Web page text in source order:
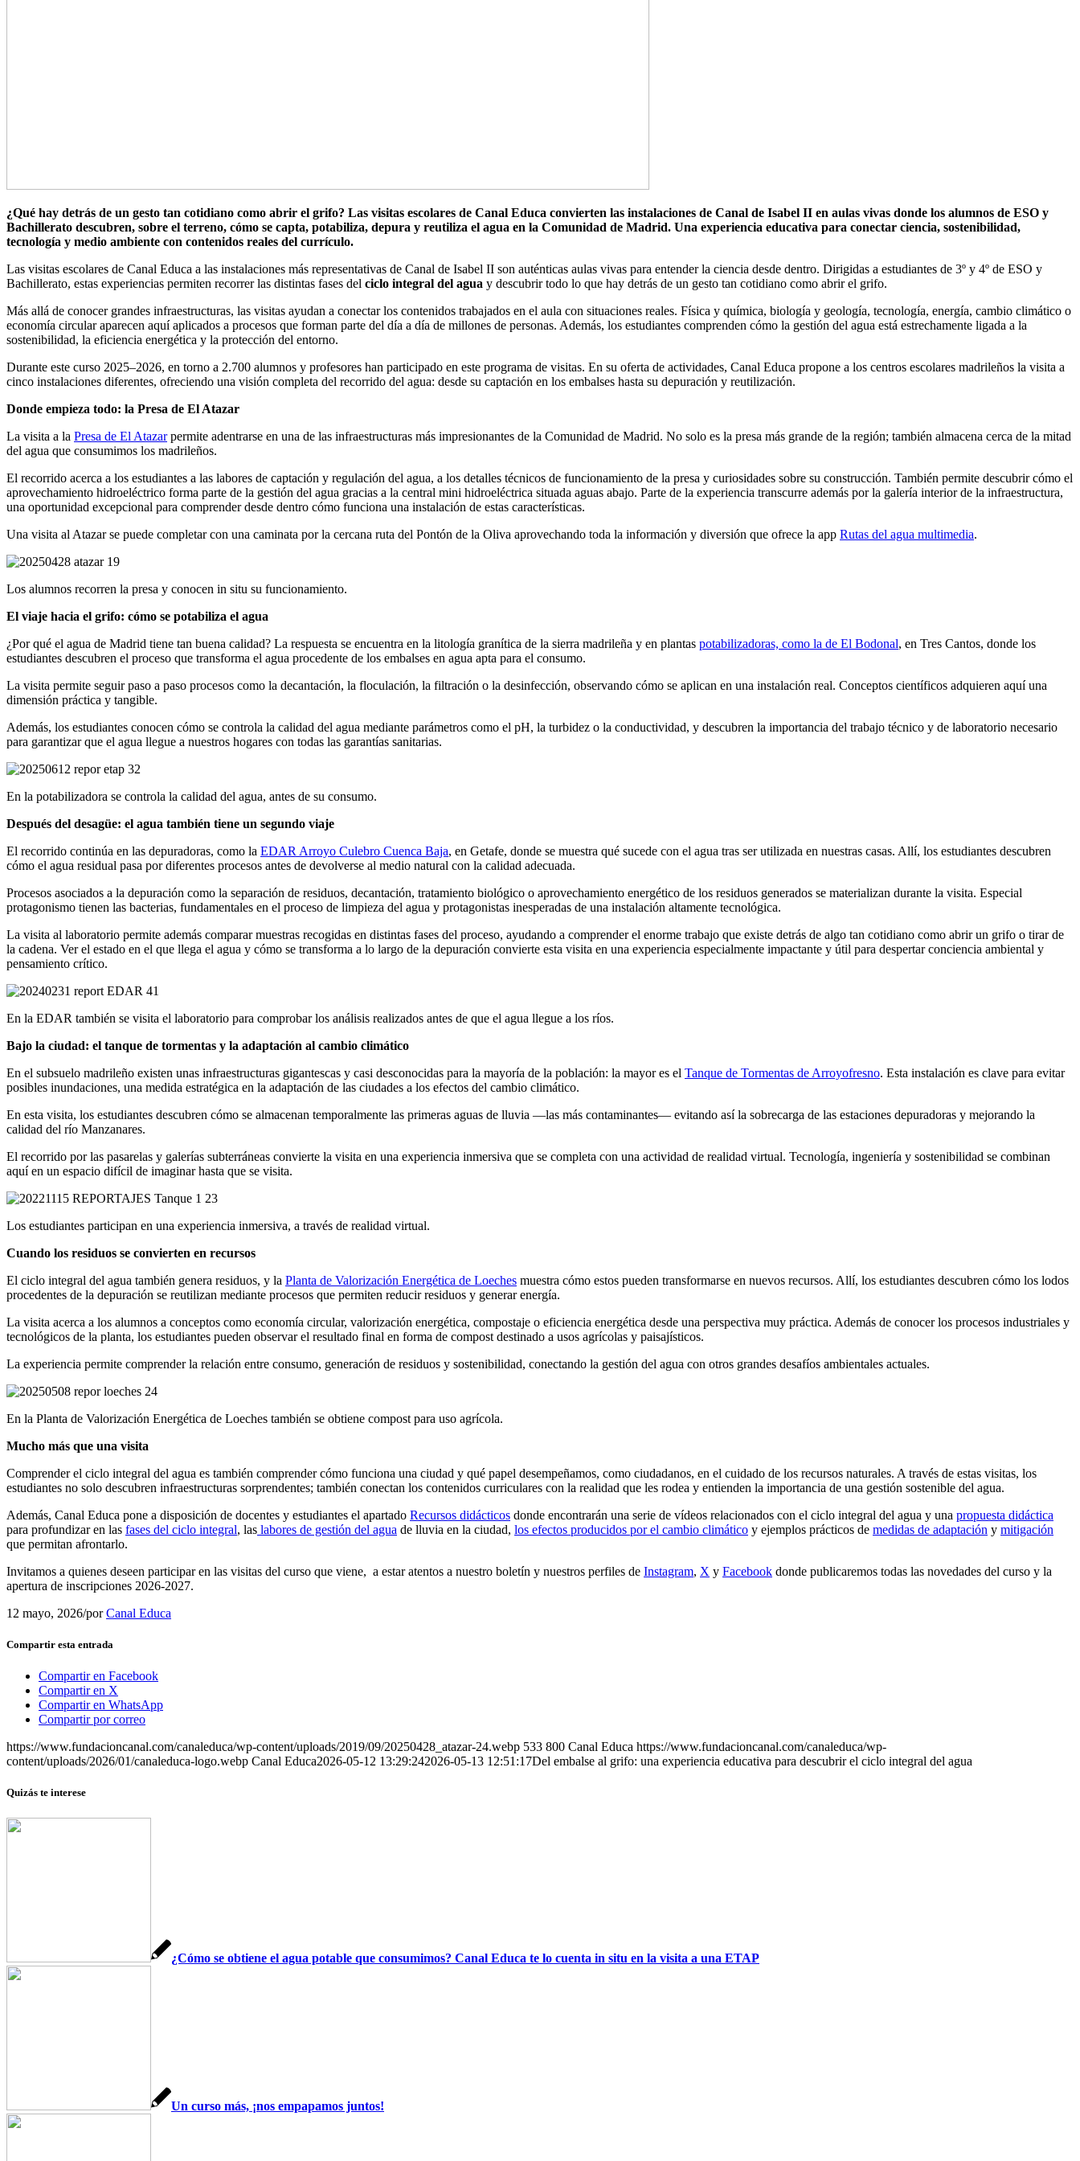
¿Qué hay detrás de un gesto tan cotidiano como abrir el grifo? Las visitas escolares de Canal Educa convierten las instalaciones de Canal de Isabel II en aulas vivas donde los alumnos de ESO y
Bachillerato descubren, sobre el terreno, cómo se capta, potabiliza, depura y reutiliza el agua en la Comunidad de Madrid. Una experiencia educativa para conectar ciencia, sostenibilidad,
tecnología y medio ambiente con contenidos reales del currículo.
Las visitas escolares de Canal Educa a las instalaciones más representativas de Canal de Isabel II son auténticas aulas vivas para entender la ciencia desde dentro. Dirigidas a estudiantes de 3º y 4º de ESO y
Bachillerato, estas experiencias permiten recorrer las distintas fases del ciclo integral del agua y descubrir todo lo que hay detrás de un gesto tan cotidiano como abrir el grifo.
Más allá de conocer grandes infraestructuras, las visitas ayudan a conectar los contenidos trabajados en el aula con situaciones reales. Física y química, biología y geología, tecnología, energía, cambio climático o
economía circular aparecen aquí aplicados a procesos que forman parte del día a día de millones de personas. Además, los estudiantes comprenden cómo la gestión del agua está estrechamente ligada a la
sostenibilidad, la eficiencia energética y la protección del entorno.
Durante este curso 2025–2026, en torno a 2.700 alumnos y profesores han participado en este programa de visitas. En su oferta de actividades, Canal Educa propone a los centros escolares madrileños la visita a
cinco instalaciones diferentes, ofreciendo una visión completa del recorrido del agua: desde su captación en los embalses hasta su depuración y reutilización.
Donde empieza todo: la Presa de El Atazar
La visita a la Presa de El Atazarpermite adentrarse en una de las infraestructuras más impresionantes de la Comunidad de Madrid. No solo es la presa más grande de la región; también almacena cerca de la mitad
del agua que consumimos los madrileños.
El recorrido acerca a los estudiantes a las labores de captación y regulación del agua, a los detalles técnicos de funcionamiento de la presa y curiosidades sobre su construcción. También permite descubrir cómo el
aprovechamiento hidroeléctrico forma parte de la gestión del agua gracias a la central mini hidroeléctrica situada aguas abajo. Parte de la experiencia transcurre además por la galería interior de la infraestructura,
una oportunidad excepcional para comprender desde dentro cómo funciona una instalación de estas características.
Una visita al Atazar se puede completar con una caminata por la cercana ruta del Pontón de la Oliva aprovechando toda la información y diversión que ofrece la app Rutas del agua multimedia.
Los alumnos recorren la presa y conocen in situ su funcionamiento.
El viaje hacia el grifo: cómo se potabiliza el agua
¿Por qué el agua de Madrid tiene tan buena calidad? La respuesta se encuentra en la litología granítica de la sierra madrileña y en plantas potabilizadoras, como la de El Bodonal, en Tres Cantos, donde los
estudiantes descubren el proceso que transforma el agua procedente de los embalses en agua apta para el consumo.
La visita permite seguir paso a paso procesos como la decantación, la floculación, la filtración o la desinfección, observando cómo se aplican en una instalación real. Conceptos científicos adquieren aquí una
dimensión práctica y tangible.
Además, los estudiantes conocen cómo se controla la calidad del agua mediante parámetros como el pH, la turbidez o la conductividad, y descubren la importancia del trabajo técnico y de laboratorio necesario
para garantizar que el agua llegue a nuestros hogares con todas las garantías sanitarias.
En la potabilizadora se controla la calidad del agua, antes de su consumo.
Después del desagüe: el agua también tiene un segundo viaje
El recorrido continúa en las depuradoras, como la EDAR Arroyo Culebro Cuenca Baja, en Getafe, donde se muestra qué sucede con el agua tras serutilizada en nuestras casas. Allí, los estudiantes descubren
cómo el agua residual pasa pordiferentes procesos antes de devolverse al medio natural con la calidad adecuada.
Procesos asociados a la depuración como la separación de residuos, decantación, tratamiento biológico o aprovechamiento energético de los residuos generados se materializan durante la visita. Especial
protagonismo tienen las bacterias, fundamentales en el proceso de limpieza del agua y protagonistas inesperadas de una instalación altamente tecnológica.
La visita al laboratorio permite además comparar muestras recogidas en distintas fases del proceso, ayudando a comprender el enorme trabajo que existe detrás de algo tan cotidiano como abrir un grifo o tirar de
la cadena. Ver el estado en el que llega el agua y cómo se transforma a lo largo de la depuración convierte esta visita en una experiencia especialmente impactante y útil para despertar conciencia ambiental y
pensamiento crítico.
En la EDAR también se visita el laboratorio para comprobar los análisis realizados antes de que el agua llegue a los ríos.
Bajo la ciudad: el tanque de tormentas y la adaptación al cambio climático
En el subsuelo madrileño existen unas infraestructuras gigantescas y casi desconocidas para la mayoría de la población: la mayor es el Tanque de Tormentas de Arroyofresno. Esta instalación es clave para evitar
posibles inundaciones, una medida estratégica en la adaptación de las ciudades a los efectos del cambio climático.
En esta visita, los estudiantes descubren cómo se almacenan temporalmente las primeras aguas de lluvia —las más contaminantes— evitando así la sobrecarga de las estaciones depuradoras y mejorando la
calidad del río Manzanares.
El recorrido por las pasarelas y galerías subterráneas convierte la visita en una experiencia inmersiva que se completa con una actividad de realidad virtual. Tecnología, ingeniería y sostenibilidad se combinan
aquí en un espacio difícil de imaginar hasta que se visita.
Los estudiantes participan en una experiencia inmersiva, a través de realidad virtual.
Cuando los residuos se convierten en recursos
El ciclo integral del agua también genera residuos, y la Planta de Valorización Energética de Loeches muestra cómo estos pueden transformarse en nuevos recursos. Allí, los estudiantes descubren cómo los lodos
procedentes de la depuración se reutilizan mediante procesos que permiten reducir residuos y generar energía.
La visita acerca a los alumnos a conceptos como economía circular, valorización energética, compostaje o eficiencia energética desde una perspectiva muy práctica. Además de conocer los procesos industriales y
tecnológicos de la planta, los estudiantes pueden observar el resultado final en forma de compost destinado a usos agrícolas y paisajísticos.
La experiencia permite comprenderla relación entre consumo, generación de residuos y sostenibilidad, conectando la gestión del agua con otros grandes desafíos ambientales actuales.
En la Planta de Valorización Energética de Loeches también se obtiene compost para uso agrícola.
Mucho más que una visita
Comprender el ciclo integral del agua es también comprender cómo funciona una ciudad y qué papel desempeñamos, como ciudadanos, en el cuidado de los recursos naturales. A través de estas visitas, los
estudiantes no solo descubren infraestructuras sorprendentes; también conectan los contenidos curriculares con la realidad que les rodea y entienden la importancia de una gestión sostenible del agua.
Además, Canal Educa pone a disposición de docentes y estudiantes el apartado Recursos didácticos donde encontrarán una serie de vídeos relacionados con el ciclo integral del agua y una propuesta didáctica
para profundizar en las fases del ciclo integral, las labores de gestión del agua de lluvia en la ciudad, los efectos producidos porel cambio climático y ejemplos prácticos de medidas de adaptación y mitigación
que permitan afrontarlo.
Invitamos a quienes deseen participar en las visitas del curso que viene, a estaratentos a nuestro boletín y nuestros perfiles de Instagram, X y Facebook donde publicaremos todas las novedades del curso y la
apertura de inscripciones 2026-2027.
12 mayo, 2026/porCanal Educa
Compartir esta entrada
Compartir en Facebook
Compartir en X
Compartir en WhatsApp
Compartir por correo
https://www.fundacioncanal.com/canaleduca/wp-content/uploads/2019/09/20250428_atazar-24.webp 533 800 Canal Educa https://www.fundacioncanal.com/canaleduca/wp-
content/uploads/2026/01/canaleduca-logo.webp Canal Educa2026-05-12 13:29:242026-05-13 12:51:17Del embalse al grifo: una experiencia educativa para descubrir el ciclo integral del agua
Quizás te interese
¿Cómo se obtiene el agua potable que consumimos? Canal Educa te lo cuenta in situ en la visita a una ETAP
Un curso más, ¡nos empapamos juntos!